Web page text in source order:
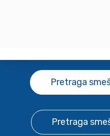
Pretraga
Pretraga